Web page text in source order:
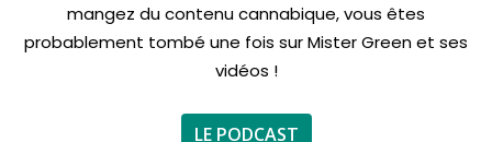
mangez du contenu cannabique, vous êtes
probablement tombé une fois sur Mister Green et ses
vidéos !
LE PODCAST